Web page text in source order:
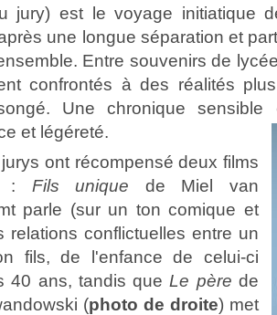
jury) est le voyage initiatique
une longue séparation et
Entre souvenirs de
confrontés à des réalités
Une chronique
et légéreté.
ont récompensé deux films
: Fils unique de Miel van
parle (sur un ton comique et
relations conflictuelles entre un
fils, de l'enfance de celui-ci
40 ans, tandis queLe père de
(photo de droite) met